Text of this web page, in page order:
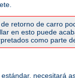
retorno de carro
en esto puede
como parte
estándar, necesitará